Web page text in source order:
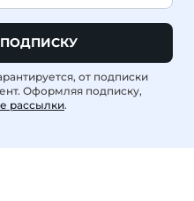
от подписки
Оформляя подписку,
рассылки.